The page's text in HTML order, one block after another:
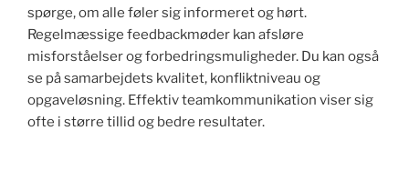
spørge, om alle føler sig informeret og hørt.
Regelmæssige feedbackmøder kan afsløre
misforståelser og forbedringsmuligheder. Du kan også
se på samarbejdets kvalitet, konfliktniveau og
opgaveløsning. Effektiv teamkommunikation viser sig
ofte i større tillid og bedre resultater.